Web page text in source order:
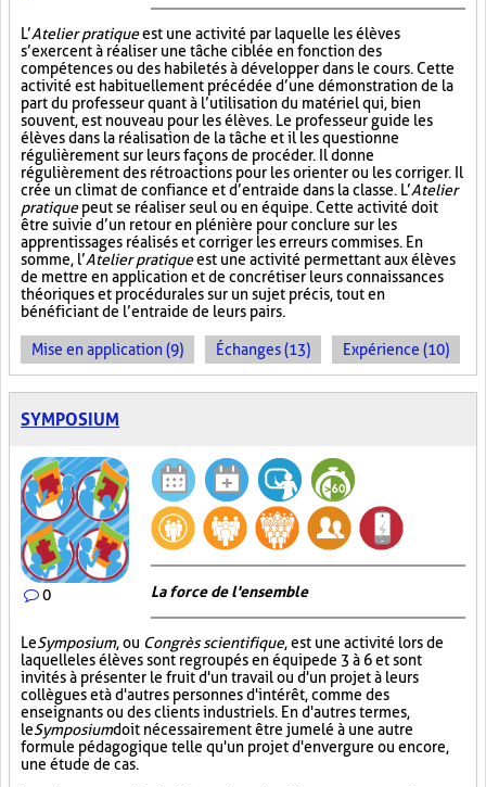
L’Atelier pratiqueest une activité par laquelle les élèves
s’exercent à réaliser une tâche ciblée en fonction des
compétences ou des habiletés à développer dans le cours. Cette
activité est habituellement précédée d’une démonstration de la
part du professeur quant à l’utilisation du matériel qui, bien
souvent, est nouveau pour les élèves. Le professeur guide les
élèves dans la réalisation de la tâche et il les questionne
régulièrement sur leurs façons de procéder. Il donne
régulièrement des rétroactions pour les orienter ou les corriger. Il
crée un climat de confiance et d’entraide dans la classe. L’Atelier
pratiquepeut se réaliser seul ou en équipe. Cette activité doit
être suivie d’un retour en plénière pour conclure sur les
apprentissages réalisés et corriger les erreurs commises. En
somme, l’Atelier pratiqueest une activité permettant aux élèves
de mettre en application et de concrétiser leurs connaissances
théoriques et procédurales sur un sujet précis, tout en
bénéficiant de l’entraide de leurs pairs.
Mise en application (9) Échanges (13) Expérience (10)
SYMPOSIUM
0 La force de l'ensemble
LeSymposium, ou Congrès scientifique, est une activité lors de
laquelle les élèves sont regroupés en équipe de 3 à 6 et sont
invités à présenter le fruit d'un travail ou d'un projet à leurs
collègues et à d'autres personnes d'intérêt, comme des
enseignants ou des clients industriels. En d'autres termes,
leSymposiumdoit nécessairement être jumelé à une autre
formule pédagogique telle qu'un projet d'envergure ou encore,
une étude de cas.